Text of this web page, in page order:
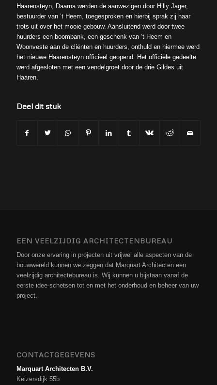
Haarensteyn, Daarna werden de aanwezigen door Hilly Jager,
bestuurder van ’t Heem, toegesproken en hierbij sprak zij haar
trots uit over het mooie gebouw. Aansluitend werd door twee
huurders een boombank, een geschenk van ‘t Heem en
Woonveste aan de cliënten en huurders, onthuld en hiermee werd
het nieuwe Haarensteyn officieel geopend. Het officiële gedeelte
werd afgesloten met een vendelgroet door de drie Gildes uit
Haaren.
Deel dit stuk
EEN VEELZIJDIG ARCHITECTENBUREAU
Door onze ervaring in projecten uit vrijwel alle aspecten van de
bouwwereld kunnen we zeggen dat Marquart Architecten een
veelzijdig architectebureau is. Wij kunnen u bijstaan vanaf de
eerste idee-schetsen tot en met het onderhoud en beheer van uw
project.
CONTACTGEGEVENS
Marquart Architecten B.V.
Keizersdijk 55b